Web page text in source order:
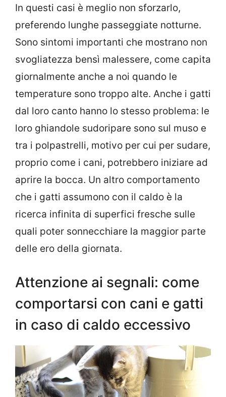
In questi casi è meglio non sforzarlo,
preferendo lunghe passeggiate notturne.
Sono sintomi importanti che mostrano non
svogliatezza bensì malessere, come capita
giornalmente anche a noi quando le
temperature sono troppo alte. Anche i gatti
dal loro canto hanno lo stesso problema: le
loro ghiandole sudoripare sono sul muso e
tra i polpastrelli, motivo per cui per sudare,
proprio come i cani, potrebbero iniziare ad
aprire la bocca. Un altro comportamento
che i gatti assumono con il caldo è la
ricerca infinita di superfici fresche sulle
quali poter sonnecchiare la maggior parte
delle ero della giornata.
Attenzione ai segnali: come
comportarsi con cani e gatti
in caso di caldo eccessivo